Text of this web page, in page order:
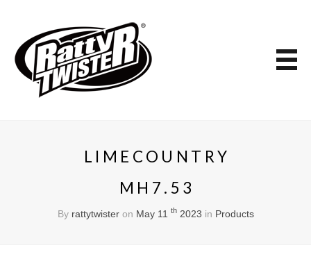
LIMECOUNTRY
MH7.53
By rattytwisteron May 11 th2023 in Products